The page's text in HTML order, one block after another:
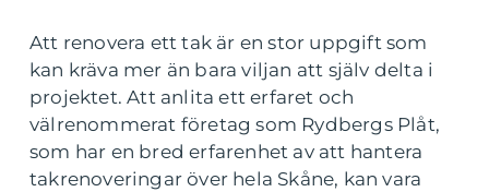
Att renovera ett tak är en stor uppgift som
kan kräva mer än bara viljan att själv delta i
projektet. Att anlita ett erfaret och
välrenommerat företag som Rydbergs Plåt,
som har en bred erfarenhet av att hantera
takrenoveringar över hela Skåne, kan vara